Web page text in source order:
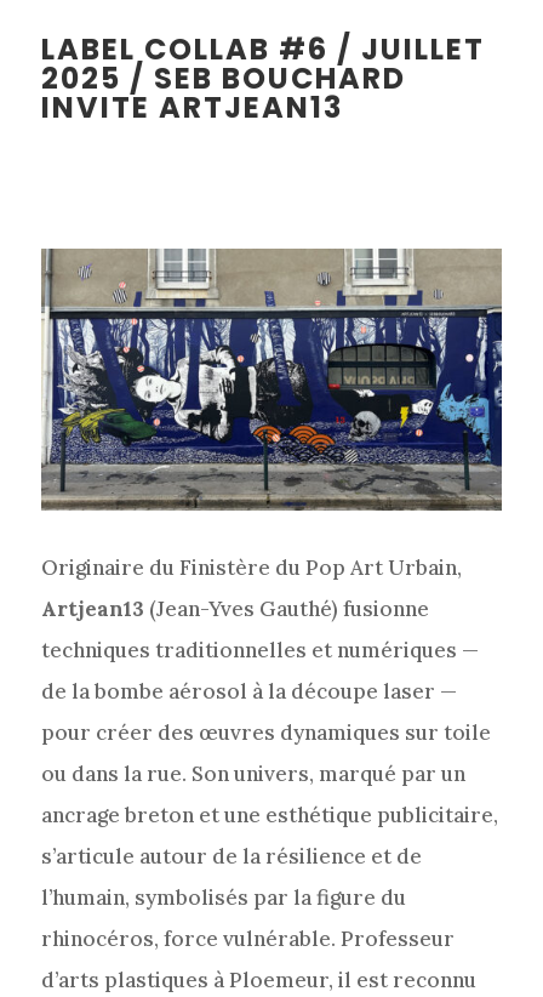
LABEL COLLAB #6 / JUILLET
2025 / SEB BOUCHARD
INVITE ARTJEAN13
Originaire du Finistère du Pop Art Urbain,
Artjean13 (Jean-Yves Gauthé) fusionne
techniques traditionnelles et numériques —
de la bombe aérosol à la découpe laser —
pour créer des œuvres dynamiques sur toile
ou dans la rue. Son univers, marqué par un
ancrage breton et une esthétique publicitaire,
s’articule autour de la résilience et de
l’humain, symbolisés par la figure du
rhinocéros, force vulnérable. Professeur
d’arts plastiques à Ploemeur, il est reconnu